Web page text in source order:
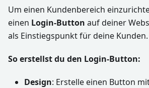
Um einen Kundenbereich
einen Login-Button auf deiner
als Einstiegspunkt für deine Kunden.
So erstellst du den Login-Button:
Design: Erstelle einen Button